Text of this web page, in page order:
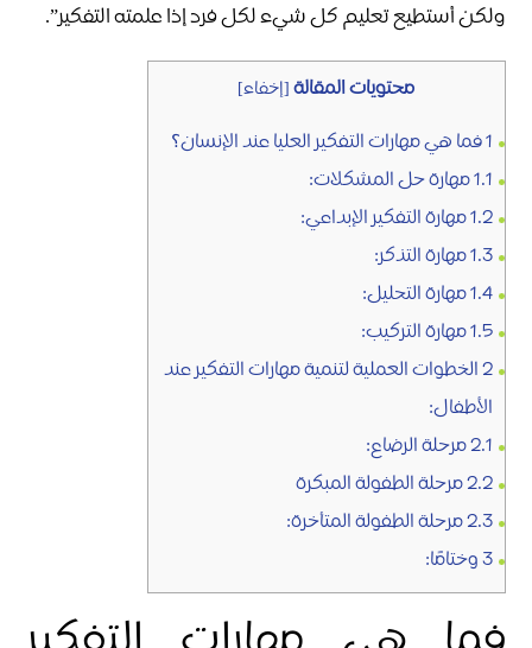
ولكن أستطيع تعليم كل شيء لكل فرد إذا علمته التفكير”.
محتويات المقالة[إخفاء]
1فما هي مهارات التفكير العليا عند الإنسان؟
1.1مهارة حل المشكلات:
1.2مهارة التفكير الإبداعي:
1.3مهارة التذكر:
1.4مهارة التحليل:
1.5مهارة التركيب:
2الخطوات العملية لتنمية مهارات التفكير عند
الأطفال:
2.1مرحلة الرضاع:
2.2مرحلة الطفولة المبكرة
2.3مرحلة الطفولة المتأخرة:
3وختامًا: